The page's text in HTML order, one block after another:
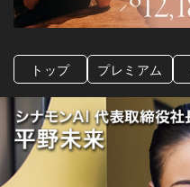
トップ プレミアム